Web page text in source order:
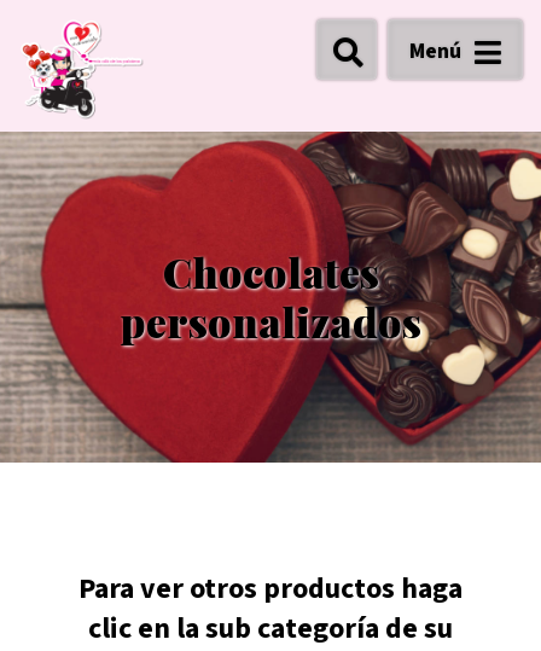
Menú
Chocolates
personalizados
Para ver otros productos haga
clic en la sub categoría de su